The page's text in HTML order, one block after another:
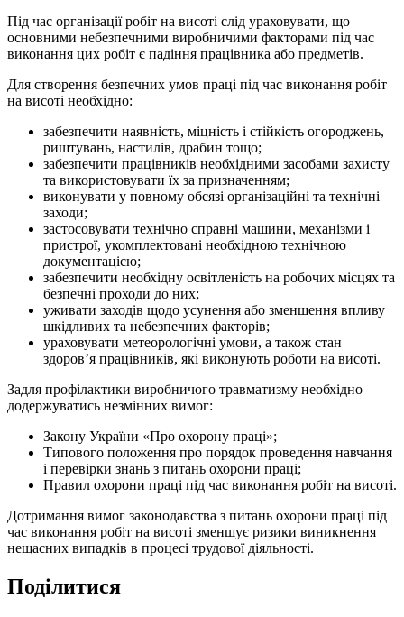
Під час організації робіт на висоті слід ураховувати, що
основними небезпечними виробничими факторами під час
виконання цих робіт є падіння працівника або предметів.
Для створення безпечних умов праці під час виконання робіт
на висоті необхідно:
забезпечити наявність, міцність і стійкість огороджень,
риштувань, настилів, драбин тощо;
забезпечити працівників необхідними засобами захисту
та використовувати їх за призначенням;
виконувати у повному обсязі організаційні та технічні
заходи;
застосовувати технічно справні машини, механізми і
пристрої, укомплектовані необхідною технічною
документацією;
забезпечити необхідну освітленість на робочих місцях та
безпечні проходи до них;
уживати заходів щодо усунення або зменшення впливу
шкідливих та небезпечних факторів;
ураховувати метеорологічні умови, а також стан
здоров’я працівників, які виконують роботи на висоті.
Задля профілактики виробничого травматизму необхідно
додержуватись незмінних вимог:
Закону України «Про охорону праці»;
Типового положення про порядок проведення навчання
і перевірки знань з питань охорони праці;
Правил охорони праці під час виконання робіт на висоті.
Дотримання вимог законодавства з питань охорони праці під
час виконання робіт на висоті зменшує ризики виникнення
нещасних випадків в процесі трудової діяльності.
Поділитися